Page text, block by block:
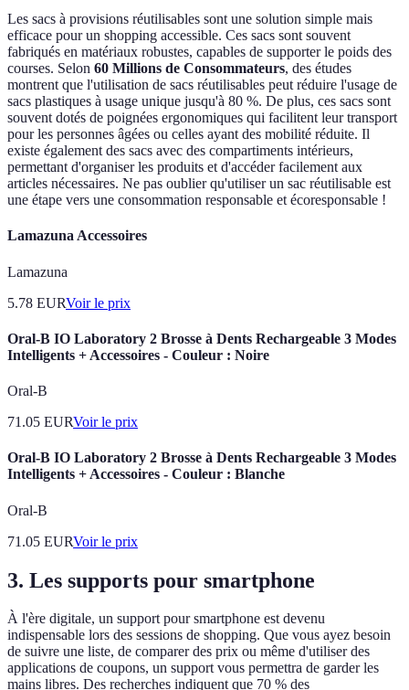
Les sacs à provisions réutilisables sont une solution simple mais
efficace pour un shopping accessible. Ces sacs sont souvent
fabriqués en matériaux robustes, capables de supporter le poids des
courses. Selon 60 Millions de Consommateurs, des études
montrent que l'utilisation de sacs réutilisables peut réduire l'usage de
sacs plastiques à usage unique jusqu'à 80 %. De plus, ces sacs sont
souvent dotés de poignées ergonomiques qui facilitent leur transport
pour les personnes âgées ou celles ayant des mobilité réduite. Il
existe également des sacs avec des compartiments intérieurs,
permettant d'organiser les produits et d'accéder facilement aux
articles nécessaires. Ne pas oublier qu'utiliser un sac réutilisable est
une étape vers une consommation responsable et écoresponsable !
Lamazuna Accessoires
Lamazuna
5.78 EURVoir le prix
Oral-B IO Laboratory 2 Brosse à Dents Rechargeable 3 Modes
Intelligents + Accessoires - Couleur : Noire
Oral-B
71.05 EURVoir le prix
Oral-B IO Laboratory 2 Brosse à Dents Rechargeable 3 Modes
Intelligents + Accessoires - Couleur : Blanche
Oral-B
71.05 EURVoir le prix
3. Les supports pour smartphone
À l'ère digitale, un support pour smartphone est devenu
indispensable lors des sessions de shopping. Que vous ayez besoin
de suivre une liste, de comparer des prix ou même d'utiliser des
applications de coupons, un support vous permettra de garder les
mains libres. Des recherches indiquent que 70 % des